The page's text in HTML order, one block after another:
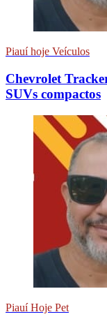
Piauí hoje Veículos
Chevrolet
SUVs compactos
Piauí Hoje Pet